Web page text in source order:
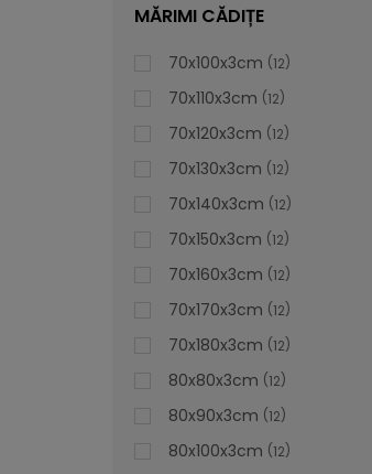
MĂRIMI CĂDIȚE
70x100x3cm 12
70x110x3cm 12
70x120x3cm 12
70x130x3cm 12
70x140x3cm 12
70x150x3cm 12
70x160x3cm 12
70x170x3cm 12
70x180x3cm 12
80x80x3cm 12
80x90x3cm 12
80x100x3cm 12